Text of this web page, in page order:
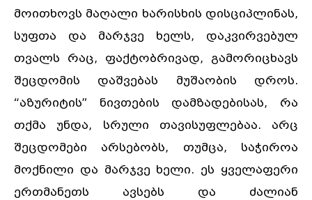
მოითხოვს მაღალი ხარისხის დისციპლინას,
სუფთა და მარჯვე ხელს, დაკვირვებულ
თვალს რაც, ფაქტობრივად, გამორიცხავს
შეცდომის დაშვებას მუშაობის დროს.
“აზურიტის” ნივთების დამზადებისას, რა
თქმა უნდა, სრული თავისუფლებაა. არც
შეცდომები არსებობს, თუმცა, საჭიროა
მოქნილი და მარჯვე ხელი. ეს ყველაფერი
ერთმანეთს ავსებს და ძალიან